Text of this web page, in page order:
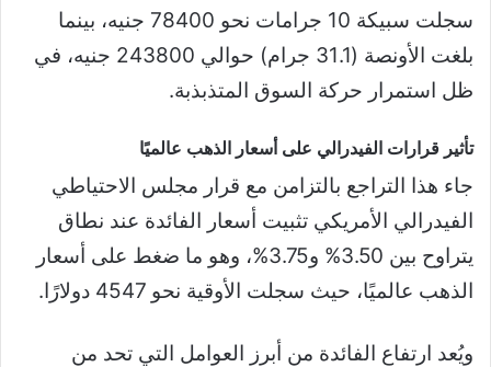
سجلت سبيكة 10 جرامات نحو 78400 جنيه، بينما
بلغت الأونصة (31.1 جرام) حوالي 243800 جنيه، في
ظل استمرار حركة السوق المتذبذبة.
تأثير قرارات الفيدرالي على أسعار الذهب عالميًا
جاء هذا التراجع بالتزامن مع قرار مجلس الاحتياطي
الفيدرالي الأمريكي تثبيت أسعار الفائدة عند نطاق
يتراوح بين 3.50% و3.75%، وهو ما ضغط على أسعار
الذهب عالميًا، حيث سجلت الأوقية نحو 4547 دولارًا.
ويُعد ارتفاع الفائدة من أبرز العوامل التي تحد من